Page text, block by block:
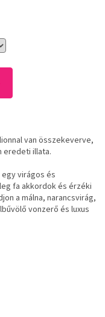
van összekeverve,
eredeti illata.
egy virágos és
fa akkordok és érzéki
a málna, narancsvirág,
vonzerő és luxus